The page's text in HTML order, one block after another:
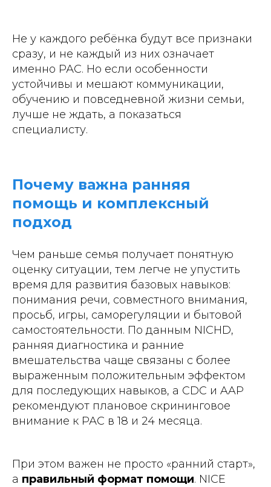
Не у каждого ребёнка будут все признаки
сразу, и не каждый из них означает
именно РАС. Но если особенности
устойчивы и мешают коммуникации,
обучению и повседневной жизни семьи,
лучше не ждать, а показаться
специалисту.
Почему важна ранняя
помощь и комплексный
подход
Чем раньше семья получает понятную
оценку ситуации, тем легче не упустить
время для развития базовых навыков:
понимания речи, совместного внимания,
просьб, игры, саморегуляции и бытовой
самостоятельности. По данным NICHD,
ранняя диагностика и ранние
вмешательства чаще связаны с более
выраженным положительным эффектом
для последующих навыков, а CDC и AAP
рекомендуют плановое скрининговое
внимание к РАС в 18 и 24 месяца.
При этом важен не просто «ранний старт»,
а правильный формат помощи. NICE